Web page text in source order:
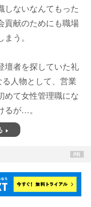
しないなんてもった
貢献のためにも職場
う。
壇者を探していた礼
人物として、営業
めて女性管理職にな
るが…。